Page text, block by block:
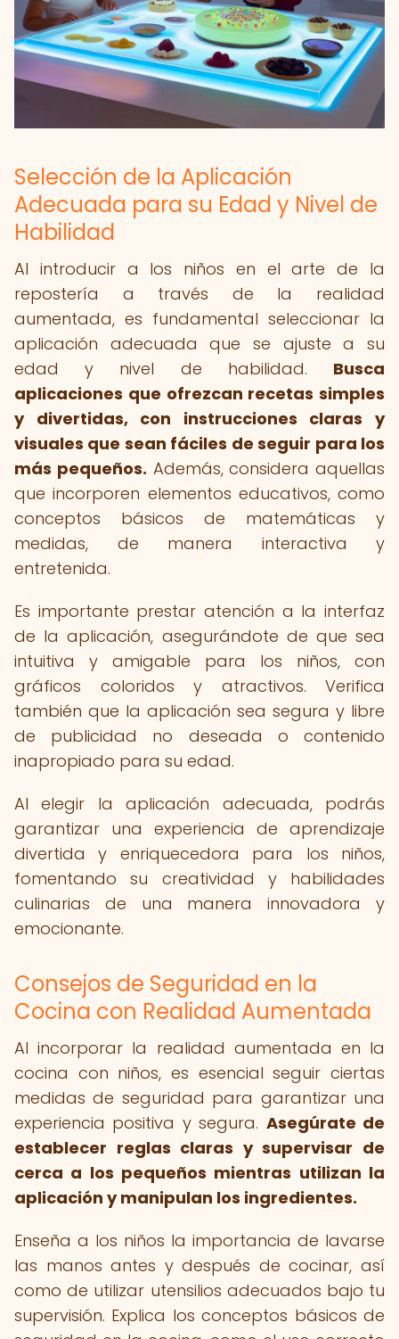
Selección de la Aplicación
Adecuada para su Edad y Nivel de
Habilidad
Al introducir a los niños en el arte de la
repostería a través de la realidad
aumentada, es fundamental seleccionar la
aplicación adecuada que se ajuste a su
edad y nivel de habilidad. Busca
aplicaciones que ofrezcan recetas simples
y divertidas, con instrucciones claras y
visuales que sean fáciles de seguir para los
más pequeños. Además, considera aquellas
que incorporen elementos educativos, como
conceptos básicos de matemáticas y
medidas, de manera interactiva y
entretenida.
Es importante prestar atención a la interfaz
de la aplicación, asegurándote de que sea
intuitiva y amigable para los niños, con
gráficos coloridos y atractivos. Verifica
también que la aplicación sea segura y libre
de publicidad no deseada o contenido
inapropiado para su edad.
Al elegir la aplicación adecuada, podrás
garantizar una experiencia de aprendizaje
divertida y enriquecedora para los niños,
fomentando su creatividad y habilidades
culinarias de una manera innovadora y
emocionante.
Consejos de Seguridad en la
Cocina con Realidad Aumentada
Al incorporar la realidad aumentada en la
cocina con niños, es esencial seguir ciertas
medidas de seguridad para garantizar una
experiencia positiva y segura. Asegúrate de
establecer reglas claras y supervisar de
cerca a los pequeños mientras utilizan la
aplicación y manipulan los ingredientes.
Enseña a los niños la importancia de lavarse
las manos antes y después de cocinar, así
como de utilizar utensilios adecuados bajo tu
supervisión. Explica los conceptos básicos de